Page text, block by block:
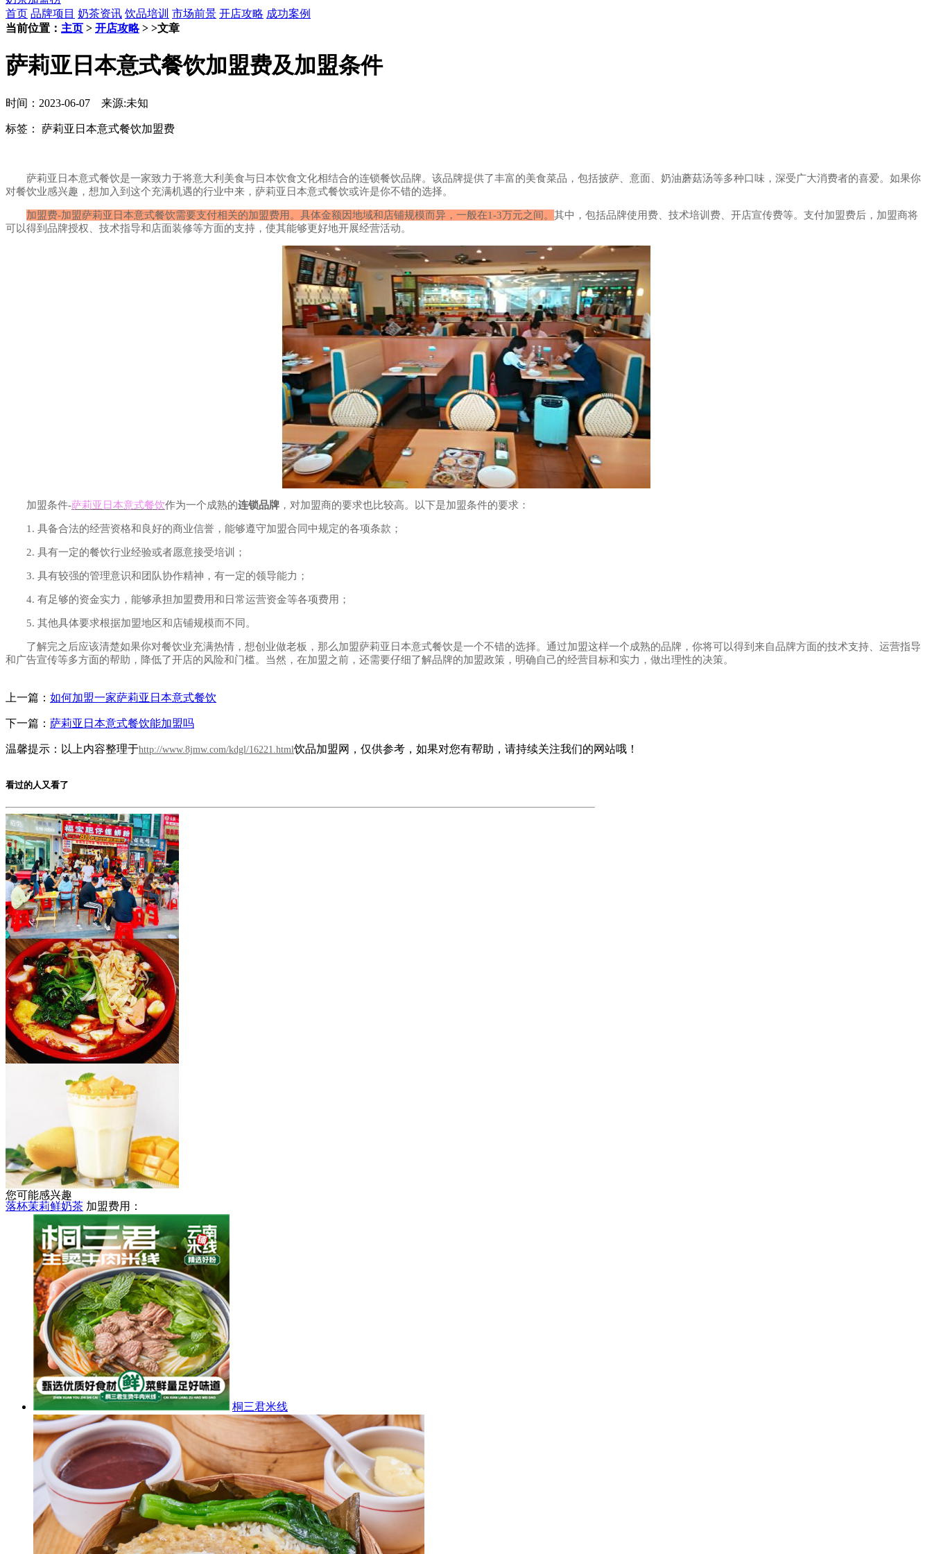
首页 品牌项目 奶茶资讯 饮品培训 市场前景 开店攻略 成功案例
当前位置： 主页 > 开店攻略> >文章
萨莉亚日本意式餐饮加盟费及加盟条件
时间：2023-06-07 来源:未知
标签： 萨莉亚日本意式餐饮加盟费
萨莉亚日本意式餐饮是一家致力于将意大利美食与日本饮食文化相结合的连锁餐饮品牌。该品牌提供了丰富的美食菜品，包括披萨、意面、奶油蘑菇汤等多种口味，深受广大消费者的喜爱。如果你
对餐饮业感兴趣，想加入到这个充满机遇的行业中来，萨莉亚日本意式餐饮或许是你不错的选择。
加盟费-加盟萨莉亚日本意式餐饮需要支付相关的加盟费用。具体金额因地域和店铺规模而异，一般在1-3万元之间。 其中，包括品牌使用费、技术培训费、开店宣传费等。支付加盟费后，加盟商将
可以得到品牌授权、技术指导和店面装修等方面的支持，使其能够更好地开展经营活动。
加盟条件-萨莉亚日本意式餐饮作为一个成熟的连锁品牌 ，对加盟商的要求也比较高。以下是加盟条件的要求：
1. 具备合法的经营资格和良好的商业信誉，能够遵守加盟合同中规定的各项条款；
2. 具有一定的餐饮行业经验或者愿意接受培训；
3. 具有较强的管理意识和团队协作精神，有一定的领导能力；
4. 有足够的资金实力，能够承担加盟费用和日常运营资金等各项费用；
5. 其他具体要求根据加盟地区和店铺规模而不同。
了解完之后应该清楚如果你对餐饮业充满热情，想创业做老板，那么加盟萨莉亚日本意式餐饮是一个不错的选择。通过加盟这样一个成熟的品牌，你将可以得到来自品牌方面的技术支持、运营指导
和广告宣传等多方面的帮助，降低了开店的风险和门槛。当然，在加盟之前，还需要仔细了解品牌的加盟政策，明确自己的经营目标和实力，做出理性的决策。
上一篇： 如何加盟一家萨莉亚日本意式餐饮
下一篇： 萨莉亚日本意式餐饮能加盟吗
温馨提示：以上内容整理于http://www.8jmw.com/kdgl/16221.html饮品加盟网，仅供参考，如果对您有帮助，请持续关注我们的网站哦！
看过的人又看了
福宝肥仔炸蛋螺蛳粉 加盟费用：
加盟费用：5-8万
落杯茉莉鲜奶茶 加盟费用：
您可能感兴趣
桐三君米线